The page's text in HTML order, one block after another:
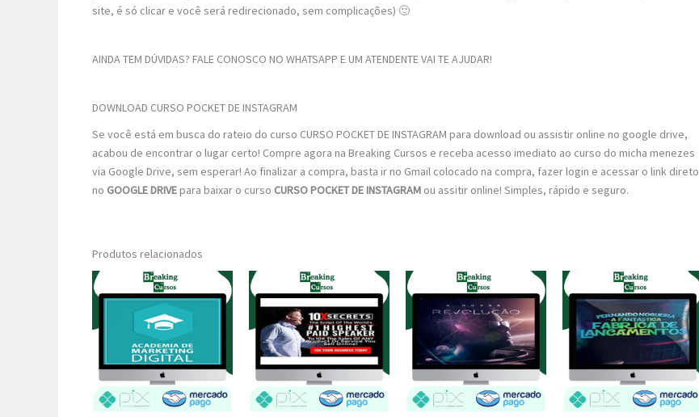
site, é só clicar e você será redirecionado, sem complicações) 🙂
AINDA TEM DÚVIDAS? FALE CONOSCO NO WHATSAPP E UM ATENDENTE VAI TE AJUDAR!
DOWNLOAD CURSO POCKET DE INSTAGRAM
Se você está em busca do rateio do curso CURSO POCKET DE INSTAGRAM para download ou assistir online no google drive,
acabou de encontrar o lugar certo! Compre agora na Breaking Cursos e receba acesso imediato ao curso do micha menezes
via Google Drive, sem esperar! Ao finalizar a compra, basta ir no Gmail colocado na compra, fazer login e acessar o link direto
no GOOGLE DRIVEpara baixar o curso CURSO POCKET DE INSTAGRAM ou assitir online! Simples, rápido e seguro.
Produtos relacionados